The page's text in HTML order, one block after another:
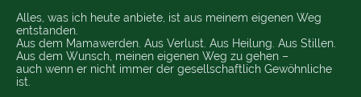
Alles, was ich heute anbiete, ist aus meinem eigenen Weg
entstanden.
Aus dem Mamawerden. Aus Verlust. Aus Heilung. Aus Stillen.
Aus dem Wunsch, meinen eigenen Weg zu gehen –
auch wenn er nicht immer der gesellschaftlich Gewöhnliche
ist.